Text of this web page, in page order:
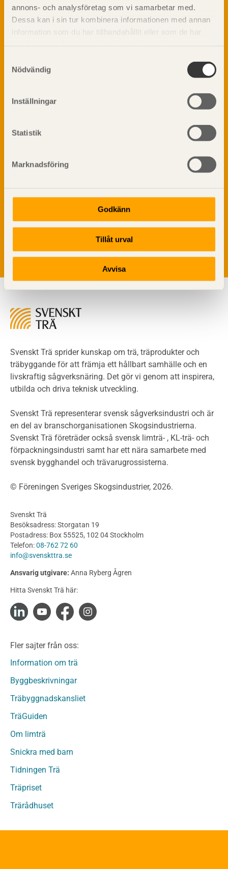
annons- och analysföretag som vi samarbetar med.
Dessa kan i sin tur kombinera informationen med annan
information som du har tillhandahållit eller som de har
Nödvändig
Inställningar
Statistik
Marknadsföring
Godkänn
Tillåt urval
Avvisa
Sågverksprocessen
Träbaserade produkter
Kemisk behandling
Fakta om Limträ
Fukt
Ljud
Byggnadsklasser och verksamhetsklasser
Brandtekniska funktionskrav
Riskvärdering i flervåningsbostadshus
Brandstandarder
Brandstatistik för flervåningsträhus
Kontroll av utförande
Miljöeffekter
LCA
Miljödeklarationer och märkning
Termer och förkortningar
Planering
Klimatkalkylator hallar
Projektering av trähus - generellt
Byggsystem
Fasadsystem i skivmaterial
Bullerskärmar och andra utomhuskonstruktioner
Byggnation och utförande
Utförande
Produkter
Konstruktionsvirke
Konstruktionsvirke Behandlat
Konstruktionsvirke Fingerskarvat
Konstruktionsvirke Fingerskarvat Obehandlat
Limträ
Fanerträ
Fanerträ Obehandlat
Träpanel och Utvändig beklädnad Behandlat
Träpanel och utvändig beklädnad Obehandlat
Trägolv
Sågat virke
Sågat virke Behandlat
Övriga träprodukter
Övrigt byggvirke
Underlagsspont
Dela på
Prenumerera på TräGuidens nyhetsbrev!
Vi värnar om personlig integritet vilket innebär att dina
personuppgifter alltid hanteras på ett ansvarsfullt sätt.
Genom att klicka på skicka lämnar du ditt samtycke.
Svenskt Trä sprider kunskap om trä, träprodukter och
träbyggande för att främja ett hållbart samhälle och en
livskraftig sågverksnäring. Det gör vi genom att inspirera,
utbilda och driva teknisk utveckling.
Svenskt Trä representerar svensk sågverksindustri och är
en del av branschorganisationen Skogsindustrierna.
Svenskt Trä företräder också svensk limträ- , KL-trä- och
förpackningsindustri samt har ett nära samarbete med
svensk bygghandel och trävarugrossisterna.
© Föreningen Sveriges Skogsindustrier, 2026.
Svenskt Trä
Besöksadress: Storgatan 19
Postadress: Box 55525, 102 04 Stockholm
Telefon:08-762 72 60
info@svenskttra.se
Ansvarig utgivare: Anna Ryberg Ågren
Hitta Svenskt Trä här:
Fler sajter från oss:
Information om trä
Byggbeskrivningar
Träbyggnadskansliet
TräGuiden
Om limträ
Snickra med barn
Tidningen Trä
Träpriset
Trärådhuset